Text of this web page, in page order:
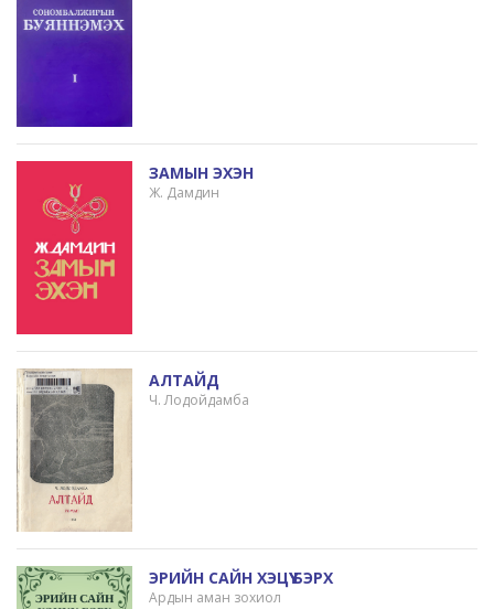
ЗАМЫН ЭХЭН
Ж. Дамдин
АЛТАЙД
Ч. Лодойдамба
ЭРИЙН САЙН ХЭЦҮҮ БЭРХ
Ардын аман зохиол